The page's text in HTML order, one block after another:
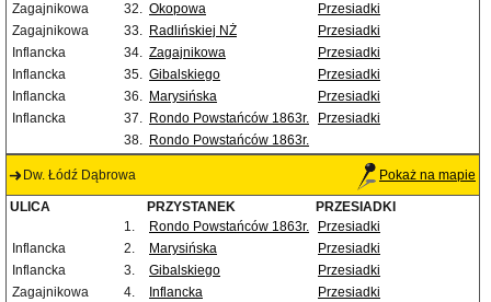
Zagajnikowa
32. Okopowa
Przesiadki
Zagajnikowa
33. Radlińskiej NŻ
Przesiadki
Inflancka
34. Zagajnikowa
Przesiadki
Inflancka
35. Gibalskiego
Przesiadki
Inflancka
36. Marysińska
Przesiadki
Inflancka
37. Rondo Powstańców 1863r.
Przesiadki
38. Rondo Powstańców 1863r.
Dw. Łódź Dąbrowa Pokaż na mapie
ULICA PRZYSTANEK
PRZESIADKI
1.
Rondo Powstańców 1863r.
Przesiadki
Inflancka
2. Marysińska
Przesiadki
Inflancka
3. Gibalskiego
Przesiadki
Zagajnikowa
4. Inflancka
Przesiadki